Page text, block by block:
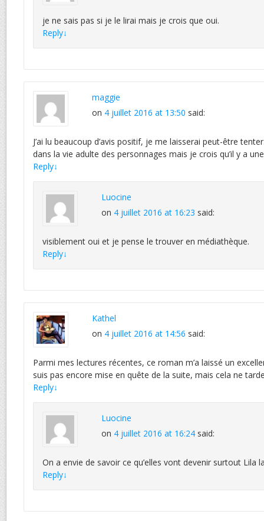
je ne sais pas si je le lirai mais je crois que oui.
Reply↓
maggie
on 4 juillet 2016 at 13:50 said:
J’ai lu beaucoup d’avis positif, je me laisserai peut-être
dans la vie adulte des personnages mais je crois qu’il y a
Reply↓
Luocine
on 4 juillet 2016 at 16:23 said:
visiblement oui et je pense le trouver en médiathèque.
Reply↓
Kathel
on 4 juillet 2016 at 14:56 said:
Parmi mes lectures récentes, ce roman m’a laissé un
suis pas encore mise en quête de la suite, mais cela ne
Reply↓
Luocine
on 4 juillet 2016 at 16:24 said:
On a envie de savoir ce qu’elles vont devenir surtout Lila
Reply↓